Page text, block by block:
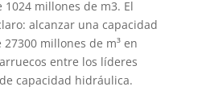
millones de m3. El
alcanzar una capacidad
millones de m³ en
entre los líderes
capacidad hidráulica.